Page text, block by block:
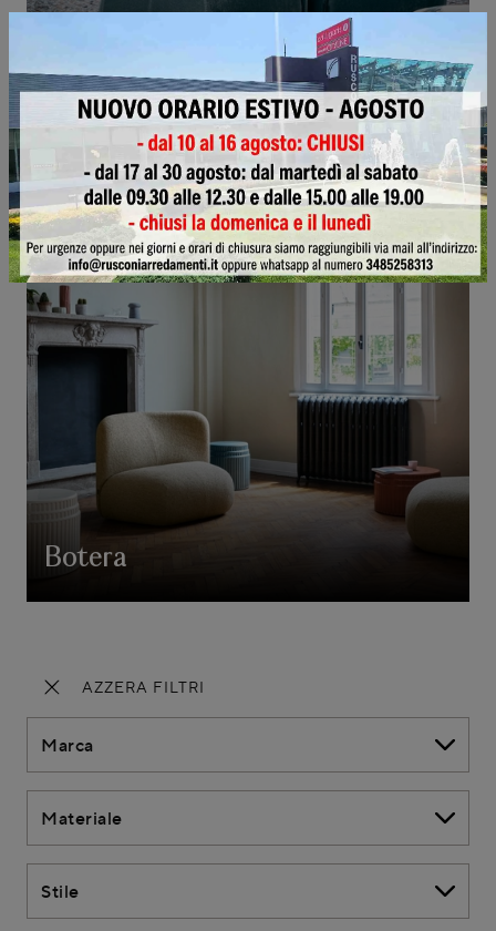
AZZERA FILTRI
Marca
Materiale
Stile
Boterina
Botera